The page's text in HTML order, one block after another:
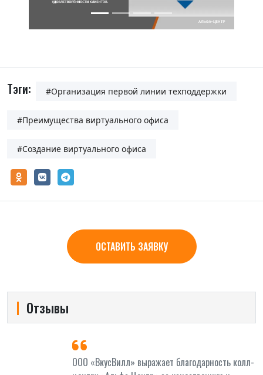
Тэги: #Организация первой линии техподдержки
#Преимущества виртуального офиса
#Создание виртуального офиса
ОСТАВИТЬ ЗАЯВКУ
Отзывы
ООО «ВкусВилл» выражает благодарность колл-